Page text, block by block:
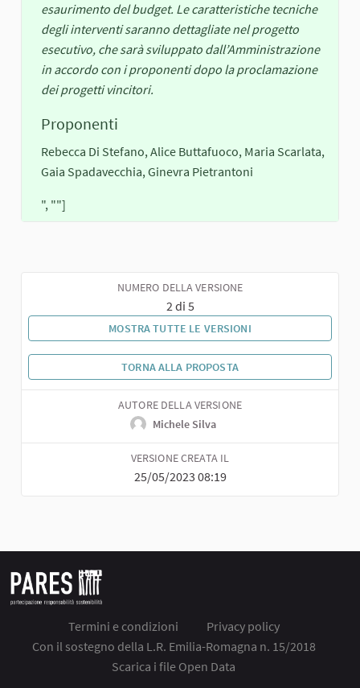
esaurimento del budget. Le caratteristiche tecniche
degli interventi saranno dettagliate nel progetto
esecutivo, che sarà sviluppato dall’Amministrazione
in accordo con i proponenti dopo la proclamazione
dei progetti vincitori.
Proponenti
Rebecca Di Stefano, Alice Buttafuoco, Maria Scarlata,
Gaia Spadavecchia, Ginevra Pietrantoni
", ""]
NUMERO DELLA VERSIONE
2 di 5
MOSTRA TUTTE LE VERSIONI
TORNA ALLA PROPOSTA
AUTORE DELLA VERSIONE
Michele Silva
VERSIONE CREATA IL
25/05/2023 08:19
Termini e condizioni
Privacy policy
Con il sostegno della L.R. Emilia-Romagna n. 15/2018
Scarica i file Open Data